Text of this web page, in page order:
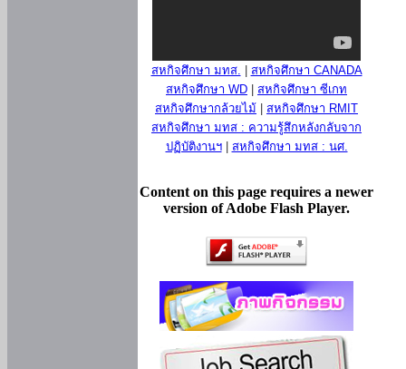
สหกิจศึกษา มทส.
สหกิจศึกษา CANADA
สหกิจศึกษา WD
สหกิจศึกษา ซีเกท
สหกิจศึกษากล้วยไม้
สหกิจศึกษา RMIT
สหกิจศึกษา มทส : ความรู้สึกหลังกลับจาก
ปฏิบัติงานฯ| สหกิจศึกษา มทส : นศ.
Content on this page requires a newer
version of Adobe Flash Player.